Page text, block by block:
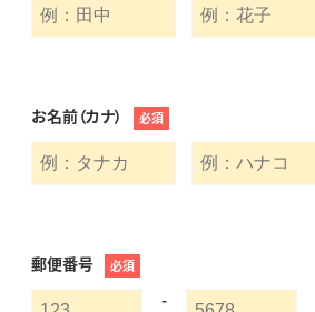
お名前（カナ） 必須
郵便番号 必須
-